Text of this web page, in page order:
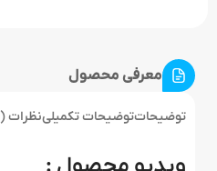
معرفی محصول
توضیحاتتوضیحات تکمیلینظرات (74)